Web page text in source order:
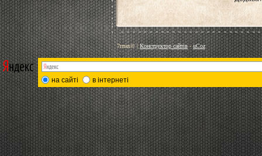
7птах©|Конструктор сайтів-uCoz
на сайті в інтернеті